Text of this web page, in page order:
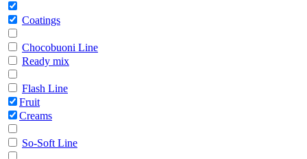
Coatings
Chocobuoni Line
Ready mix
Flash Line
Fruit
Creams
So-Soft Line